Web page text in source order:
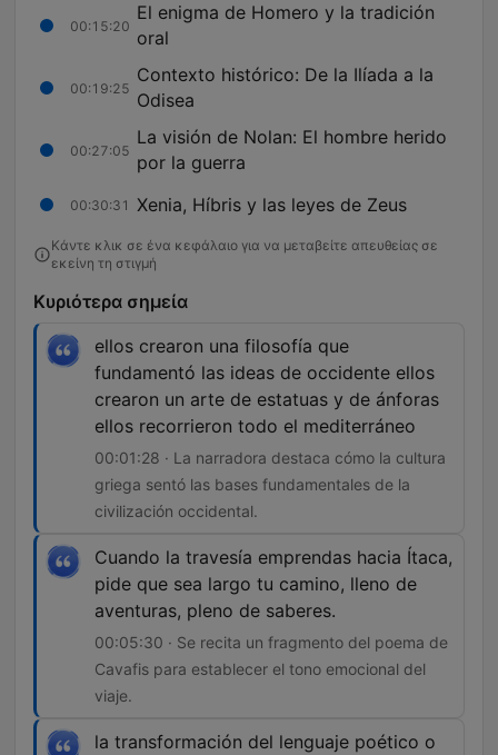
00:15:20
El enigma de Homero y la tradición
oral
00:19:25
Contexto histórico: De la Ilíada a la
Odisea
00:27:05
La visión de Nolan: El hombre herido
por la guerra
00:30:31 Xenia, Híbris y las leyes de Zeus
Κάντε κλικ σε ένα κεφάλαιο για να μεταβείτε απευθείας σε
εκείνη τη στιγμή
Κυριότερα σημεία
ellos crearon una filosofía que
fundamentó las ideas de occidente ellos
crearon un arte de estatuas y de ánforas
ellos recorrieron todo el mediterráneo
00:01:28 · La narradora destaca cómo la cultura
griega sentó las bases fundamentales de la
civilización occidental.
Cuando la travesía emprendas hacia Ítaca,
pide que sea largo tu camino, lleno de
aventuras, pleno de saberes.
00:05:30 · Se recita un fragmento del poema de
Cavafis para establecer el tono emocional del
viaje.
la transformación del lenguaje poético o